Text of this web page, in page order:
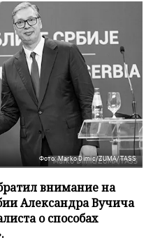
Фото: Marko Dimic/ZUMA/TASS
внимание на
Александра Вучича
о способах